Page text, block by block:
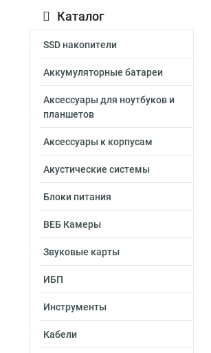
Каталог
SSD накопители
Аккумуляторные батареи
Аксессуары для ноутбуков и
планшетов
Аксессуары к корпусам
Акустические системы
Блоки питания
ВЕБ Камеры
Звуковые карты
ИБП
Инструменты
Кабели